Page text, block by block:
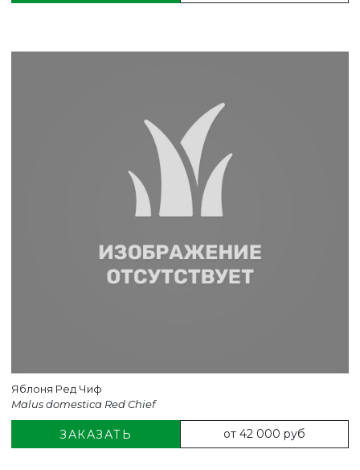
Яблоня Ред Чиф
Malus domestica Red Chief
ЗАКАЗАТЬ от 42 000 руб